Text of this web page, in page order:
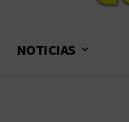
NOTICIAS